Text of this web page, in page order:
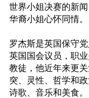
世界小姐决赛的新
华裔小姐心怀同情。
罗杰斯是英国保守
英国国会议员，职
教徒，他近年来更
突、灵性、哲学和
诗歌、音乐和美食。